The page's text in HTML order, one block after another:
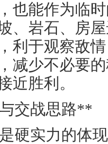
也能作为临
、岩石、房
利于观察敌
减少不必要
近胜利。
交战思路**
硬实力的体